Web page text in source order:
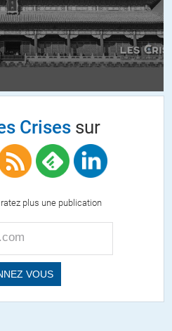
à juguler cette épidémie.
victimes sont une plaie. Leurs
de compteur augmentant
à 08h50
Crisessur
plus une publication